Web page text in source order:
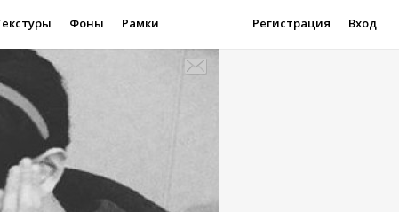
Фоны Рамки Регистрация Вход